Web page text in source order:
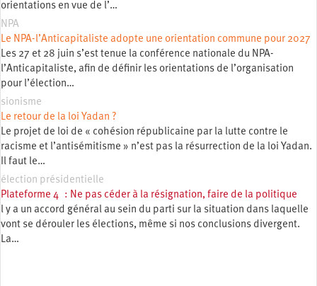
orientations en vue de l’…
NPA
Le NPA-l’Anticapitaliste adopte une orientation commune pour 2027
Les 27 et 28 juin s’est tenue la conférence nationale du NPA-
l’Anticapitaliste, afin de définir les orientations de l’organisation
pour l’élection…
sionisme
Le retour de la loi Yadan ?
Le projet de loi de « cohésion républicaine par la lutte contre le
racisme et l’antisémitisme » n’est pas la résurrection de la loi Yadan.
Il faut le…
élection présidentielle
Plateforme 4 : Ne pas céder à la résignation, faire de la politique
l y a un accord général au sein du parti sur la situation dans laquelle
vont se dérouler les élections, même si nos conclusions divergent.
La…